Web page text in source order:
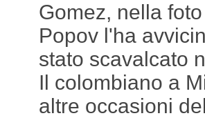
Gomez, nella
Popov l'ha
stato scavalcato
Il colombiano a
altre occasioni